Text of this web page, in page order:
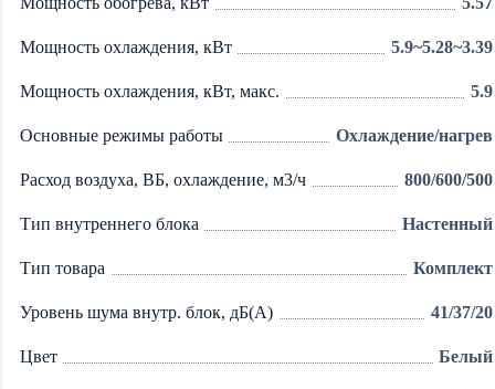
Мощность охлаждения, кВт 5.9~5.28~3.39
Мощность охлаждения, кВт, макс. 5.9
Основные режимы работы Охлаждение/нагрев
Расход воздуха, ВБ, охлаждение, м3/ч 800/600/500
Тип внутреннего блока Настенный
Тип товара Комплект
Уровень шума внутр. блок, дБ(А) 41/37/20
Цвет Белый